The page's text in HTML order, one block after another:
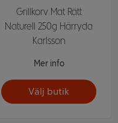
Grillkorv Mat Rätt
Naturell 250g Härryda
Karlsson
Mer info
Välj butik